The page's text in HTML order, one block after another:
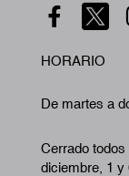
HORARIO
De martes a
Cerrado
diciembre, 1 y